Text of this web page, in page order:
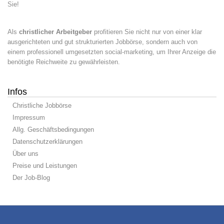
Sie!
Als christlicher Arbeitgeber profitieren Sie nicht nur von einer klar
ausgerichteten und gut strukturierten Jobbörse, sondern auch von
einem professionell umgesetzten social-marketing, um Ihrer Anzeige die
benötigte Reichweite zu gewährleisten.
Infos
Christliche Jobbörse
Impressum
Allg. Geschäftsbedingungen
Datenschutzerklärungen
Über uns
Preise und Leistungen
Der Job-Blog